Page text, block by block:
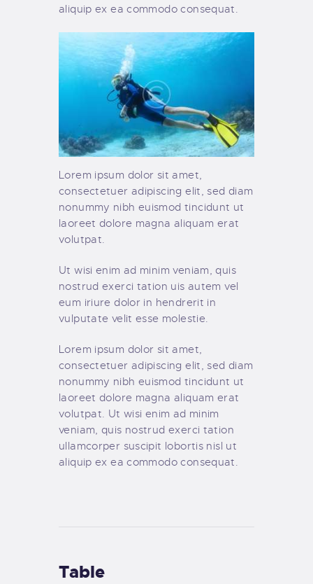
aliquip ex ea commodo consequat.
Lorem ipsum dolor sit amet,
consectetuer adipiscing elit, sed diam
nonummy nibh euismod tincidunt ut
laoreet dolore magna aliquam erat
volutpat.
Ut wisi enim ad minim veniam, quis
nostrud exerci tation uis autem vel
eum iriure dolor in hendrerit in
vulputate velit esse molestie.
Lorem ipsum dolor sit amet,
consectetuer adipiscing elit, sed diam
nonummy nibh euismod tincidunt ut
laoreet dolore magna aliquam erat
volutpat. Ut wisi enim ad minim
veniam, quis nostrud exerci tation
ullamcorper suscipit lobortis nisl ut
aliquip ex ea commodo consequat.
Table